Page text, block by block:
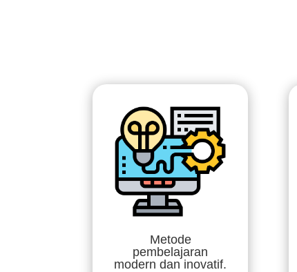
Metode
pembelajaran
modern dan inovatif.